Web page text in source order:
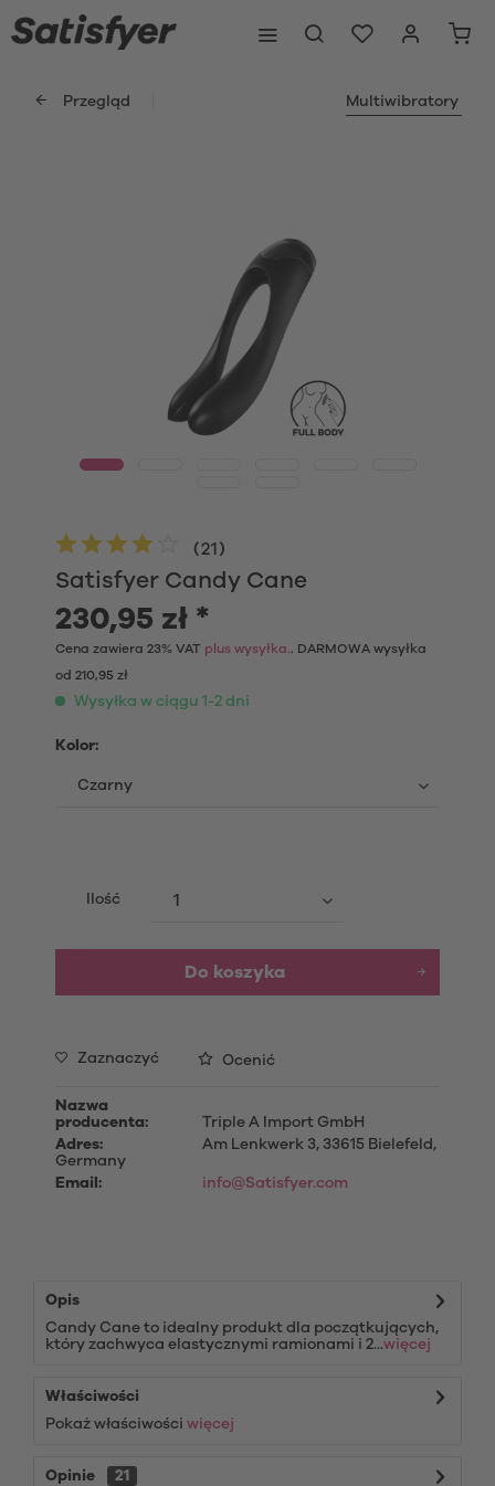
Przegląd Multiwibratory
Satisfyer Candy Cane
(21 )
230,95 zł *
Cena zawiera 23% VAT plus wysyłka.. DARMOWA wysyłka
od 210,95 zł
Wysyłka w ciągu 1-2 dni
Kolor:
Ilość
Do koszyka
Zaznaczyć Ocenić
Nazwa
producenta:
Triple A Import GmbH
Adres:
Am Lenkwerk 3, 33615 Bielefeld,
Germany
Email:
info@Satisfyer.com
Opis
Candy Cane to idealny produkt dla początkujących,
który zachwyca elastycznymi ramionami i 2...więcej
Właściwości
Pokaż właściwości więcej
Opinie
21